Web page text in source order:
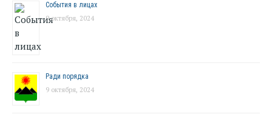
События в лицах
9 октября, 2024
Ради порядка
9 октября, 2024